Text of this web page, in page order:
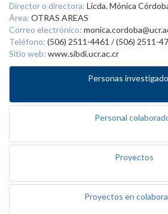
Director o directora: Licda. Mónica
Área: OTRAS AREAS
Correo electrónico:
Teléfono: (506) 2511-4461 / (506) 2511-
Sitio web: www.sibdi.ucr.ac.cr
Personas
Personal
Proyectos
Proyectos en